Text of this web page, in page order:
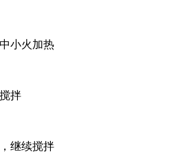
小火加热
拌
继续搅拌